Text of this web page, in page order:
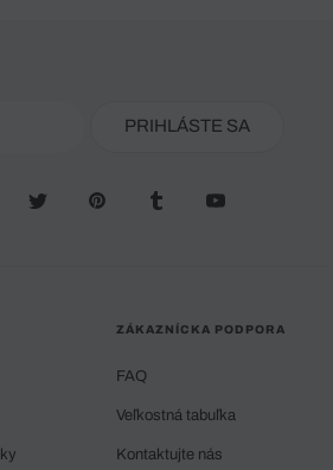
PRIHLÁSTE SA
ZÁKAZNÍCKA PODPORA
FAQ
Veľkostná tabuľka
Kontaktujte nás